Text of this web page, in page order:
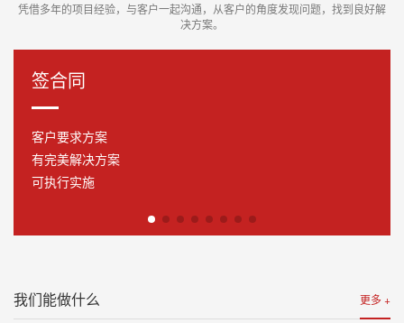
凭借多年的项目经验，与客户一起沟通，从客户的角度发现问题，找到良好解
决方案。
签合同
客户要求方案
有完美解决方案
可执行实施
更多 +
我们能做什么